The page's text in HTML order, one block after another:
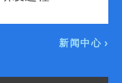
新闻中心